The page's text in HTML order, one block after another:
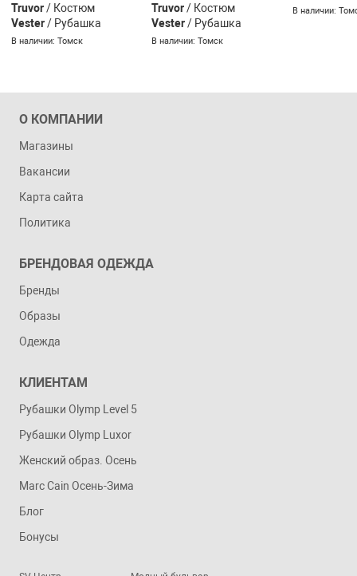
Truvor/ Костюм
Vester/ Рубашка
В наличии: Томск
Truvor/ Костюм
Vester/ Рубашка
В наличии: Томск
В наличии:
О КОМПАНИИ
Магазины
Вакансии
Карта сайта
Политика
БРЕНДОВАЯ ОДЕЖДА
Бренды
Образы
Одежда
КЛИЕНТАМ
Рубашки Olymp Level 5
Рубашки Olymp Luxor
Женский образ. Осень
Marc Cain Осень-Зима
Блог
Бонусы